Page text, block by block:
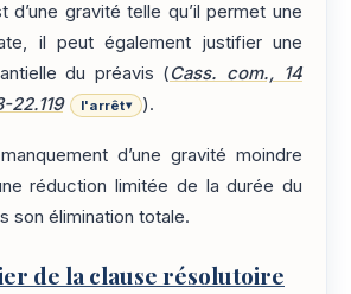
d’une gravité telle qu’il permet une
il peut également justifier une
du préavis (Cass. com., 14
22.119
l'arrêt▾ ).
d’une gravité moindre
réduction limitée de la durée du
son élimination totale.
de la clause résolutoire